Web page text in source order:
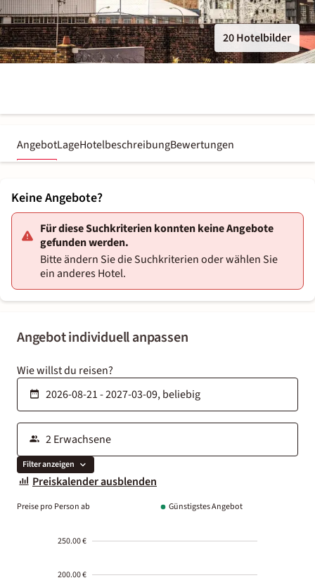
20 Hotelbilder
AngebotLageHotelbeschreibungBewertungen
Angebot individuell anpassen
Wie willst du reisen?
Filter anzeigen
Preiskalender ausblenden
Preise pro Person ab Günstigstes Angebot
250.00 €
200.00 €
Keine Angebote?
Für diese Suchkriterien konnten keine Angebote
gefunden werden.
Bitte ändern Sie die Suchkriterien oder wählen Sie
ein anderes Hotel.